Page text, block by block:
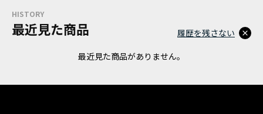
HISTORY
最近見た商品
最近見た商品がありません。
履歴を残さない